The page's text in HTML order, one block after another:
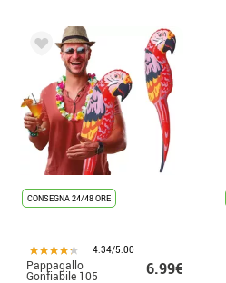
CONSEGNA 24/48 ORE
4.34/5.00
Pappagallo
Gonfiabile 105 6.99€